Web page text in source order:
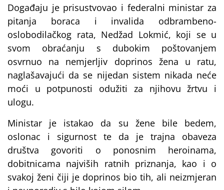
Događaju je prisustvovao i federalni ministar za
pitanja boraca i invalida odbrambeno-
oslobodilačkog rata, Nedžad Lokmić, koji se u
svom obraćanju s dubokim poštovanjem
osvrnuo na nemjerljiv doprinos žena u ratu,
naglašavajući da se nijedan sistem nikada neće
moći u potpunosti odužiti za njihovu žrtvu i
ulogu.
Ministar je istakao da su žene bile bedem,
oslonac i sigurnost te da je trajna obaveza
društva govoriti o ponosnim heroinama,
dobitnicama najviših ratnih priznanja, kao i o
svakoj ženi čiji je doprinos bio tih, ali neizmjeran